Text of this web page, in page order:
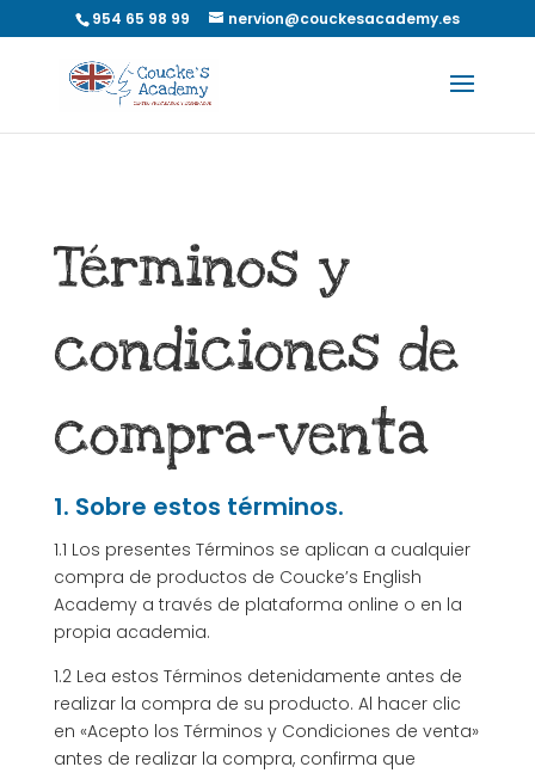
954 65 98 99 nervion@couckesacademy.es
Términos y
condiciones de
compra-venta
1. Sobre estos términos.
1.1 Los presentes Términos se aplican a cualquier
compra de productos de Coucke’s English
Academy a través de plataforma online o en la
propia academia.
1.2 Lea estos Términos detenidamente antes de
realizar la compra de su producto. Al hacer clic
en «Acepto los Términos y Condiciones de venta»
antes de realizar la compra, confirma que